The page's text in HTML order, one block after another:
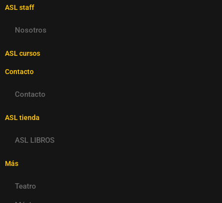
ASL staff
Nosotros
ASL cursos
Contacto
Contacto
ASL tienda
ASL LIBROS
Más
Teatro